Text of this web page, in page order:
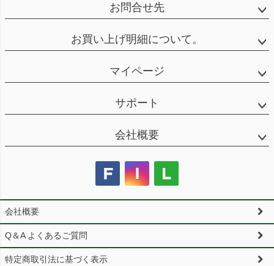
お問合せ先
お買い上げ明細について。
マイページ
サポート
会社概要
会社概要
Q＆A よくあるご質問
特定商取引法に基づく表示